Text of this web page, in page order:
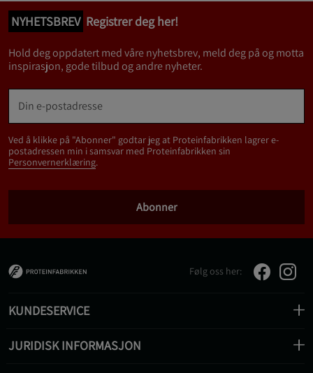
NYHETSBREV Registrer deg her!
Hold deg oppdatert med våre nyhetsbrev, meld deg på og motta
inspirasjon, gode tilbud og andre nyheter.
Ved å klikke på "Abonner" godtar jeg at Proteinfabrikken lagrer e-
postadressen min i samsvar med Proteinfabrikken sin
Personvernerklæring.
Abonner
Følg oss her:
KUNDESERVICE
JURIDISK INFORMASJON